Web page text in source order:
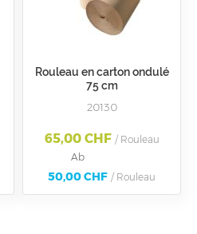
Rouleau en carton ondulé
75 cm
20130
65,00 CHF / Rouleau
Ab
50,00 CHF / Rouleau